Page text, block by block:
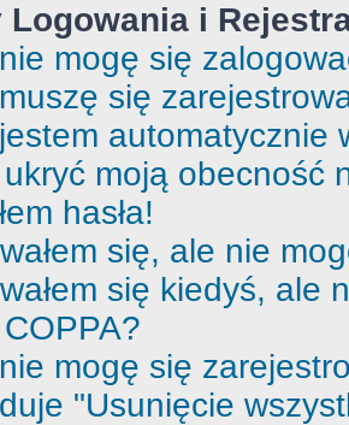
Logowania i
mogę się
się
automatycznie
moją obecność
hasła!
się, ale nie
się kiedyś, ale
mogę się
"Usunięcie